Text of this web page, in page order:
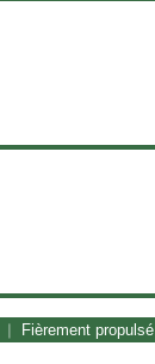
Fièrement